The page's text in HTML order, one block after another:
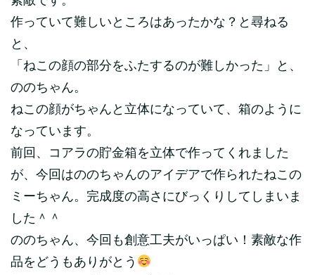
作っていて難しいところはあったかな？と尋ねる
と、
「ねこの顔の部分をふたするのが難しかった」と、
ののちゃん。
ねこの顔がちゃんと立体になっていて、箱のように
なっています。
前回、コアラの貯金箱を立体で作ってくれました
が、今回はののちゃんのアイデアで作られたねこの
ミーちゃん。完成度の高さにびっくりしてしまいま
した＾＾
ののちゃん、今回も創意工夫がいっぱい！素敵な作
品をどうもありがとう